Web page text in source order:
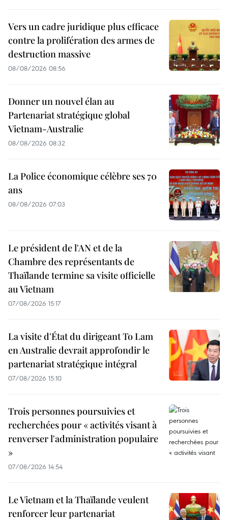
Vers un cadre juridique plus efficace
contre la prolifération des armes de
destruction massive
08/08/2026 08:56
Donner un nouvel élan au
Partenariat stratégique global
Vietnam-Australie
08/08/2026 08:32
La Police économique célèbre ses 70
ans
08/08/2026 07:03
Le président de l'AN et de la
Chambre des représentants de
Thaïlande termine sa visite officielle
au Vietnam
07/08/2026 15:17
La visite d'État du dirigeant To Lam
en Australie devrait approfondir le
partenariat stratégique intégral
07/08/2026 15:10
Trois personnes poursuivies et
recherchées pour « activités visant à
renverser l'administration populaire
»
07/08/2026 14:54
Le Vietnam et la Thaïlande veulent
renforcer leur partenariat